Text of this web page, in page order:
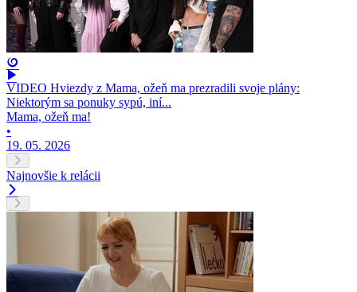
VIDEO Hviezdy z Mama, ožeň ma prezradili svoje plány:
Niektorým sa ponuky sypú, iní...
Mama, ožeň ma!
•
19. 05. 2026
Najnovšie k relácii